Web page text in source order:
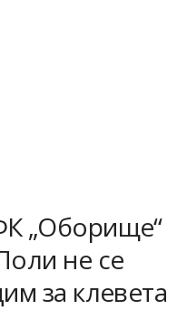
„Оборище“
не се
за клевета